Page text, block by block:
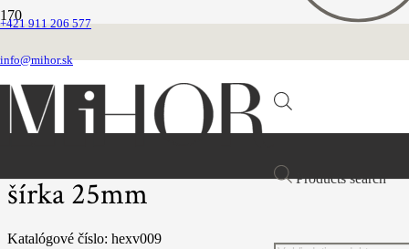
+421 911 206 577
info@mihor.sk
Products search
Domovská stránka
OBOJKY
Obojok z vode odolného popruhu
šírka 25mm
Katalógové číslo: hexv009